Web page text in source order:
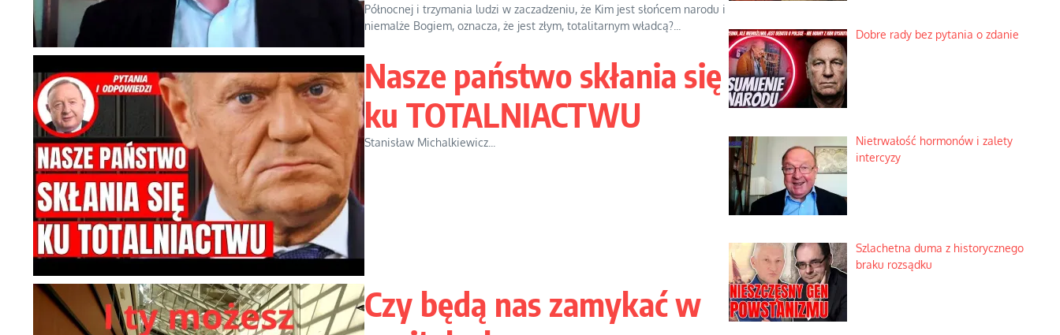
Północnej i trzymania ludzi w zaczadzeniu, że Kim jest słońcem narodu i
niemalże Bogiem, oznacza, że jest złym, totalitarnym władcą?...
Nasze państwo skłania się
ku TOTALNIACTWU
Stanisław Michalkiewicz...
Czy będą nas zamykać w
Dobre rady bez pytania o zdanie
Nietrwałość hormonów i zalety
intercyzy
Szlachetna duma z historycznego
braku rozsądku